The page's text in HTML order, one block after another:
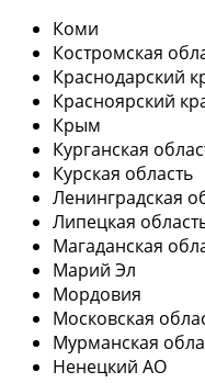
Коми
Костромская
Краснодарский
Красноярский
Крым
Курганская
Курская область
Ленинградская
Липецкая
Магаданская
Марий Эл
Мордовия
Московская
Мурманская
Ненецкий АО